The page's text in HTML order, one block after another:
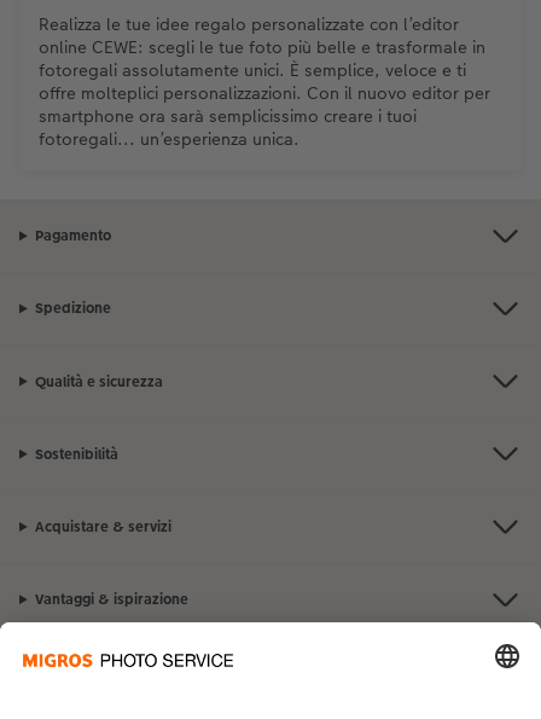
Realizza le tue idee regalo personalizzate con l’editor
online CEWE: scegli le tue foto più belle e trasformale in
fotoregali assolutamente unici. È semplice, veloce e ti
offre molteplici personalizzazioni. Con il nuovo editor per
smartphone ora sarà semplicissimo creare i tuoi
fotoregali... un’esperienza unica.
Pagamento
Spedizione
Qualità e sicurezza
Sostenibilità
Acquistare & servizi
Vantaggi & ispirazione
Contatto & aiuto